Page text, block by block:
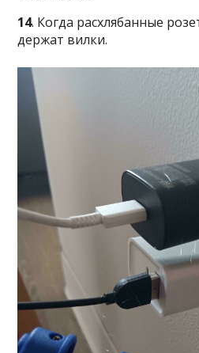
14. Когда расхлябанные
держат вилки.